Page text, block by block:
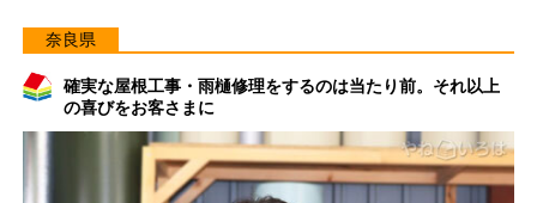
奈良県
確実な屋根工事・雨樋修理をするのは当たり前。それ以上
の喜びをお客さまに